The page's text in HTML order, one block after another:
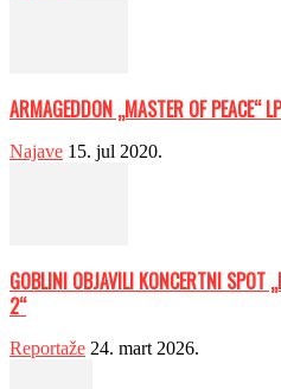
ARMAGEDDON „MASTER OF PEACE“
Najave 15. jul 2020.
GOBLINI OBJAVILI KONCERTNI SPOT
2“
Reportaže 24. mart 2026.